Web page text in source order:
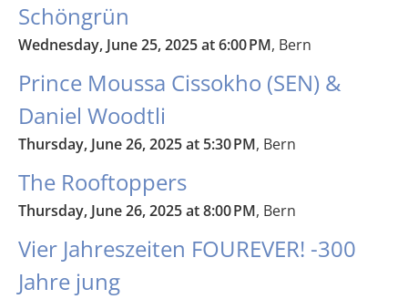
Schöngrün
Wednesday, June 25, 2025 at 6:00 PM, Bern
Prince Moussa Cissokho (SEN) &
Daniel Woodtli
Thursday, June 26, 2025 at 5:30 PM, Bern
The Rooftoppers
Thursday, June 26, 2025 at 8:00 PM, Bern
Vier Jahreszeiten FOUREVER! -300
Jahre jung